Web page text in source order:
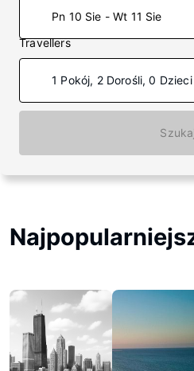
Pn 10 Sie - Wt 11 Sie
Travellers
1 Pokój, 2 Dorośli, 0 Dzieci